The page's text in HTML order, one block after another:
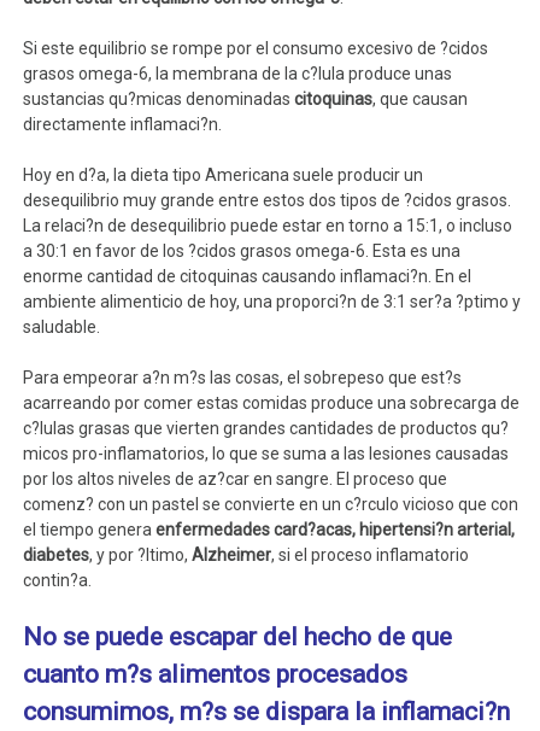
Si este equilibrio se rompe por el consumo excesivo de ?cidos
grasos omega-6, la membrana de la c?lula produce unas
sustancias qu?micas denominadascitoquinas, que causan
directamente inflamaci?n.
Hoy en d?a, la dieta tipo Americana suele producir un
desequilibrio muy grande entre estos dos tipos de ?cidos grasos.
La relaci?n de desequilibrio puede estar en torno a 15:1, o incluso
a 30:1 en favor de los ?cidos grasos omega-6. Esta es una
enorme cantidad de citoquinas causando inflamaci?n. En el
ambiente alimenticio de hoy, una proporci?n de 3:1 ser?a ?ptimo y
saludable.
Para empeorar a?n m?s las cosas, el sobrepeso que est?s
acarreando por comer estas comidas produce una sobrecarga de
c?lulas grasas que vierten grandes cantidades de productos qu?
micos pro-inflamatorios, lo que se suma a las lesiones causadas
por los altos niveles de az?car en sangre. El proceso que
comenz? con un pastel se convierte en un c?rculo vicioso que con
el tiempo generaenfermedades card?acas, hipertensi?n arterial,
diabetes, y por ?ltimo,Alzheimer, si el proceso inflamatorio
contin?a.
No se puede escapar del hecho de que
cuanto m?s alimentos procesados
consumimos, m?s se dispara la inflamaci?n